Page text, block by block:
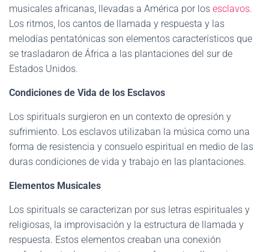
musicales africanas, llevadas a América por los esclavos.
Los ritmos, los cantos de llamada y respuesta y las
melodías pentatónicas son elementos característicos que
se trasladaron de África a las plantaciones del sur de
Estados Unidos.
Condiciones de Vida de los Esclavos
Los spirituals surgieron en un contexto de opresión y
sufrimiento. Los esclavos utilizaban la música como una
forma de resistencia y consuelo espiritual en medio de las
duras condiciones de vida y trabajo en las plantaciones.
Elementos Musicales
Los spirituals se caracterizan por sus letras espirituales y
religiosas, la improvisación y la estructura de llamada y
respuesta. Estos elementos creaban una conexión